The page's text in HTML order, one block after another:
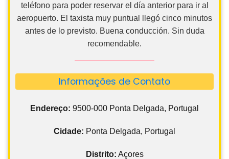
teléfono para poder reservar el día anterior para ir al
aeropuerto. El taxista muy puntual llegó cinco minutos
antes de lo previsto. Buena conducción. Sin duda
recomendable.
Informações de Contato
Endereço: 9500-000 Ponta Delgada, Portugal
Cidade: Ponta Delgada, Portugal
Distrito: Açores